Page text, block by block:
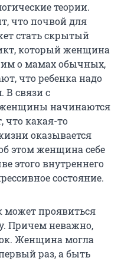
теории.
что почвой для
стать скрытый
который женщина
о мамах обычных,
что ребенка надо
В связи с
женщины начинаются
что какая-то
оказывается
этом женщина себе
этого внутреннего
состояние.
может проявиться
Причем неважно,
Женщина могла
раз, а быть